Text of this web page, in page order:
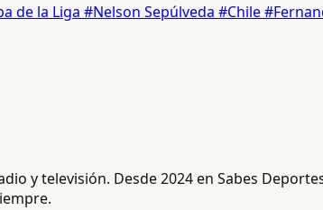
de la Liga #Nelson Sepúlveda #Chile
y televisión. Desde 2024 en Sabes